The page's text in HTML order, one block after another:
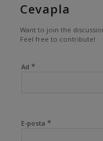
Cevapla
Want to join the
Feel free to contribute!
Ad *
E-posta *